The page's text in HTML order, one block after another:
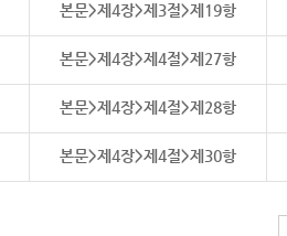
본문>제4장>제3절>제19항
본문>제4장>제4절>제27항
본문>제4장>제4절>제28항
본문>제4장>제4절>제30항